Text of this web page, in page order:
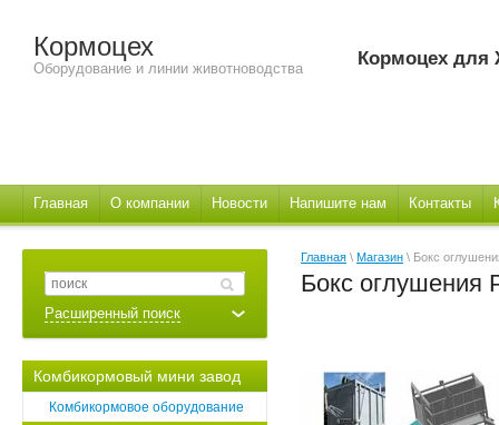
Кормоцех
Оборудование и линии животноводства Кормоцех для
Главная О компании Новости Напишите нам Контакты
Расширенный поиск
Комбикормовый мини завод
Комбикормовое оборудование
Главная \ Магазин \ Бокс
Бокс оглушения